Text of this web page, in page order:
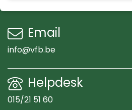
Email
info@vfb.be
Helpdesk
015/21 51 60